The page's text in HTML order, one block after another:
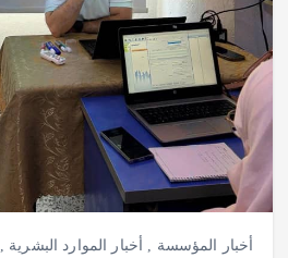
أخبار المؤسسة , أخبار الموارد البشرية ,